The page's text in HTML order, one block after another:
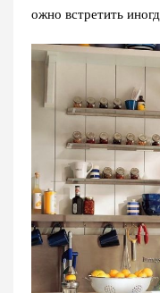
ожно встретить